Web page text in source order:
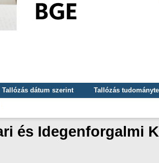
Tallózás dátum szerint
Tallózás
és Idegenforgalmi